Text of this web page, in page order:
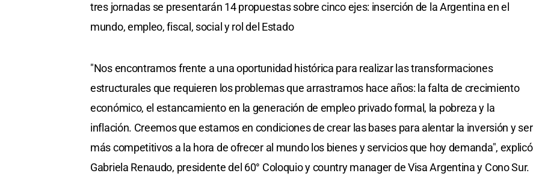
tres jornadas se presentarán 14 propuestas sobre cinco ejes: inserción de la Argentina en el
mundo, empleo, fiscal, social y rol del Estado
"Nos encontramos frente a una oportunidad histórica para realizar las transformaciones
estructurales que requieren los problemas que arrastramos hace años: la falta de crecimiento
económico, el estancamiento en la generación de empleo privado formal, la pobreza y la
inflación. Creemos que estamos en condiciones de crear las bases para alentar la inversión y ser
más competitivos a la hora de ofrecer al mundo los bienes y servicios que hoy demanda", explicó
Gabriela Renaudo, presidente del 60° Coloquio y country manager de Visa Argentina y Cono Sur.